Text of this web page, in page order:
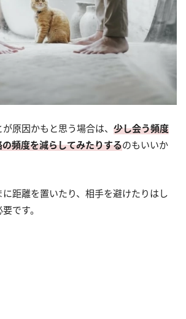
原因かもと思う場合は、 少し会う頻度
頻度を減らしてみたりするのもいいか
距離を置いたり、相手を避けたりはし
です。